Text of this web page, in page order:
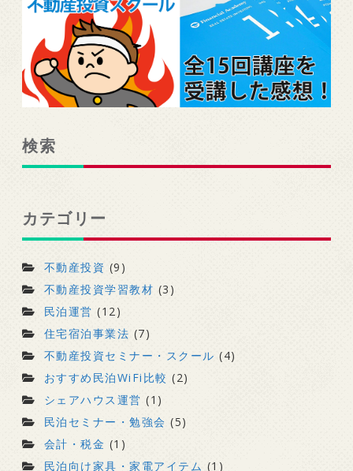
検索
カテゴリー
不動産投資 (9)
不動産投資学習教材 (3)
民泊運営 (12)
住宅宿泊事業法 (7)
不動産投資セミナー・スクール (4)
おすすめ民泊WiFi比較 (2)
シェアハウス運営 (1)
民泊セミナー・勉強会 (5)
会計・税金 (1)
民泊向け家具・家電アイテム (1)